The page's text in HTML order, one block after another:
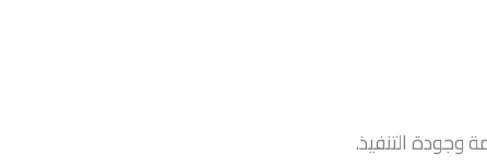
وجودة التنفيذ.